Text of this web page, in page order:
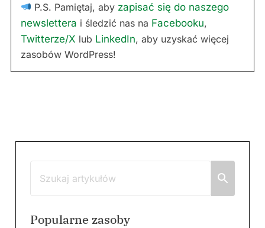
P.S. Pamiętaj, aby zapisać się do naszego
newslettera i śledzić nas na Facebooku,
Twitterze/X lub LinkedIn, aby uzyskać więcej
zasobów WordPress!
Popularne zasoby